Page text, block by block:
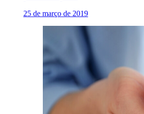
25 de março de 2019